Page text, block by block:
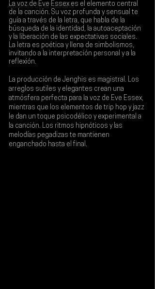
Álbumes de la Semana
La voz de Eve Essex es el elemento central
de la canción. Su voz profunda y sensual te
guía a través de la letra, que habla de la
búsqueda de la identidad, la autoaceptación
y la liberación de las expectativas sociales.
La letra es poética y llena de simbolismos,
invitando a la interpretación personal y a la
reflexión.
La producción de Jenghis es magistral. Los
arreglos sutiles y elegantes crean una
atmósfera perfecta para la voz de Eve Essex,
mientras que los elementos de trip hop y jazz
le dan un toque psicodélico y experimental a
la canción. Los ritmos hipnóticos y las
melodías pegadizas te mantienen
enganchado hasta el final.